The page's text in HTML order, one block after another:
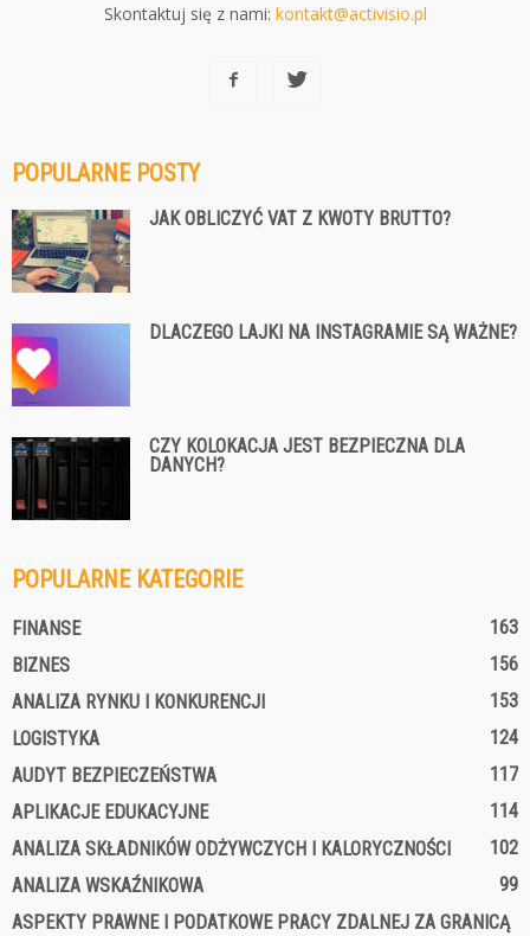
Skontaktuj się z nami: kontakt@activisio.pl
POPULARNE POSTY
JAK OBLICZYĆ VAT Z KWOTY BRUTTO?
DLACZEGO LAJKI NA INSTAGRAMIE SĄ WAŻNE?
CZY KOLOKACJA JEST BEZPIECZNA DLA
DANYCH?
POPULARNE KATEGORIE
FINANSE
163
BIZNES
156
ANALIZA RYNKU I KONKURENCJI
153
LOGISTYKA
124
AUDYT BEZPIECZEŃSTWA
117
APLIKACJE EDUKACYJNE
114
ANALIZA SKŁADNIKÓW ODŻYWCZYCH I KALORYCZNOŚCI
102
ANALIZA WSKAŹNIKOWA
99
ASPEKTY PRAWNE I PODATKOWE PRACY ZDALNEJ ZA GRANICĄ